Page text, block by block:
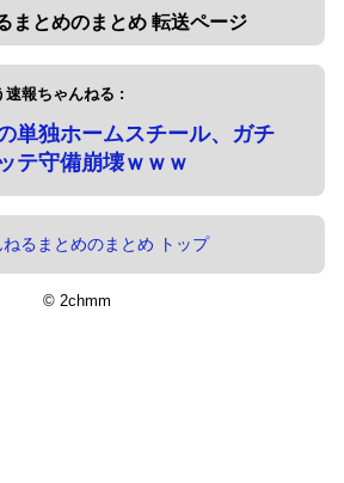
まとめのまとめ 転送ページ
速報ちゃんねる :
単独ホームスチール、ガチ
テ守備崩壊ｗｗｗ
ねるまとめのまとめ トップ
© 2chmm